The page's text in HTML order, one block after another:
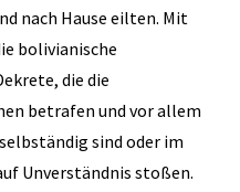
nach Hause eilten. Mit
bolivianische
die die
betrafen und vor allem
sind oder im
Unverständnis stoßen.